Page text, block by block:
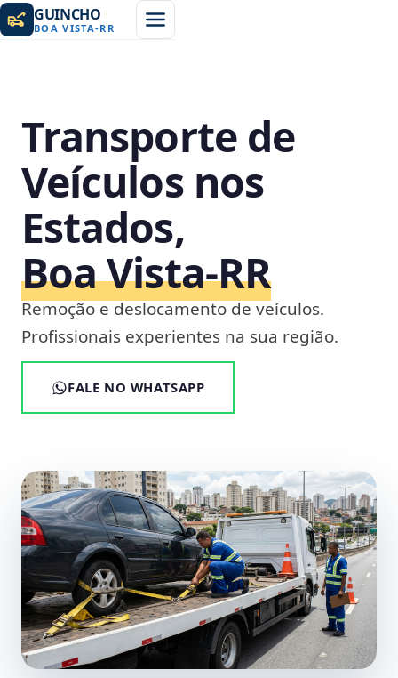
GUINCHO
BOA VISTA-RR
Transporte de
Veículos nos
Estados,
Boa Vista‑RR
Remoção e deslocamento de veículos.
Profissionais experientes na sua região.
FALE NO WHATSAPP